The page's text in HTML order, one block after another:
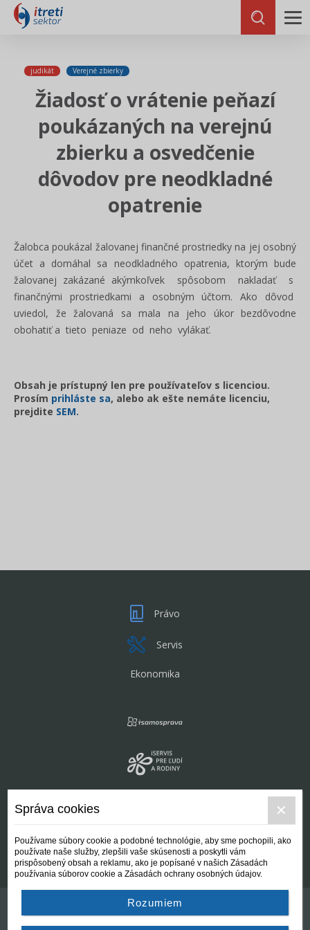
judikát Verejné zbierky
Žiadosť o vrátenie peňazí
poukázaných na verejnú
zbierku a osvedčenie
dôvodov pre neodkladné
opatrenie
Žalobca poukázal žalovanej finančné prostriedky na jej osobný
účet a domáhal sa neodkladného opatrenia, ktorým bude
žalovanej zakázané akýmkoľvek spôsobom nakladať s
finančnými prostriedkami a osobným účtom. Ako dôvod
uviedol, že žalovaná sa mala na jeho úkor bezdôvodne
obohatiť a tieto peniaze od neho vylákať.
Obsah je prístupný len pre používateľov s licenciou.
Prosím prihláste sa, alebo ak ešte nemáte licenciu,
prejdite SEM.
Právo
Servis
Ekonomika
Kontakt
Správa cookies
Používame súbory cookie a podobné technológie, aby sme pochopili, ako
používate naše služby, zlepšili vaše skúsenosti a poskytli vám
prispôsobený obsah a reklamu, ako je popísané v našich Zásadách
používania súborov cookie a Zásadách ochrany osobných údajov.
Rozumiem